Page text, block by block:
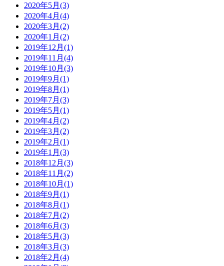
2020年5月(3)
2020年4月(4)
2020年3月(2)
2020年1月(2)
2019年12月(1)
2019年11月(4)
2019年10月(3)
2019年9月(1)
2019年8月(1)
2019年7月(3)
2019年5月(1)
2019年4月(2)
2019年3月(2)
2019年2月(1)
2019年1月(3)
2018年12月(3)
2018年11月(2)
2018年10月(1)
2018年9月(1)
2018年8月(1)
2018年7月(2)
2018年6月(3)
2018年5月(3)
2018年3月(3)
2018年2月(4)